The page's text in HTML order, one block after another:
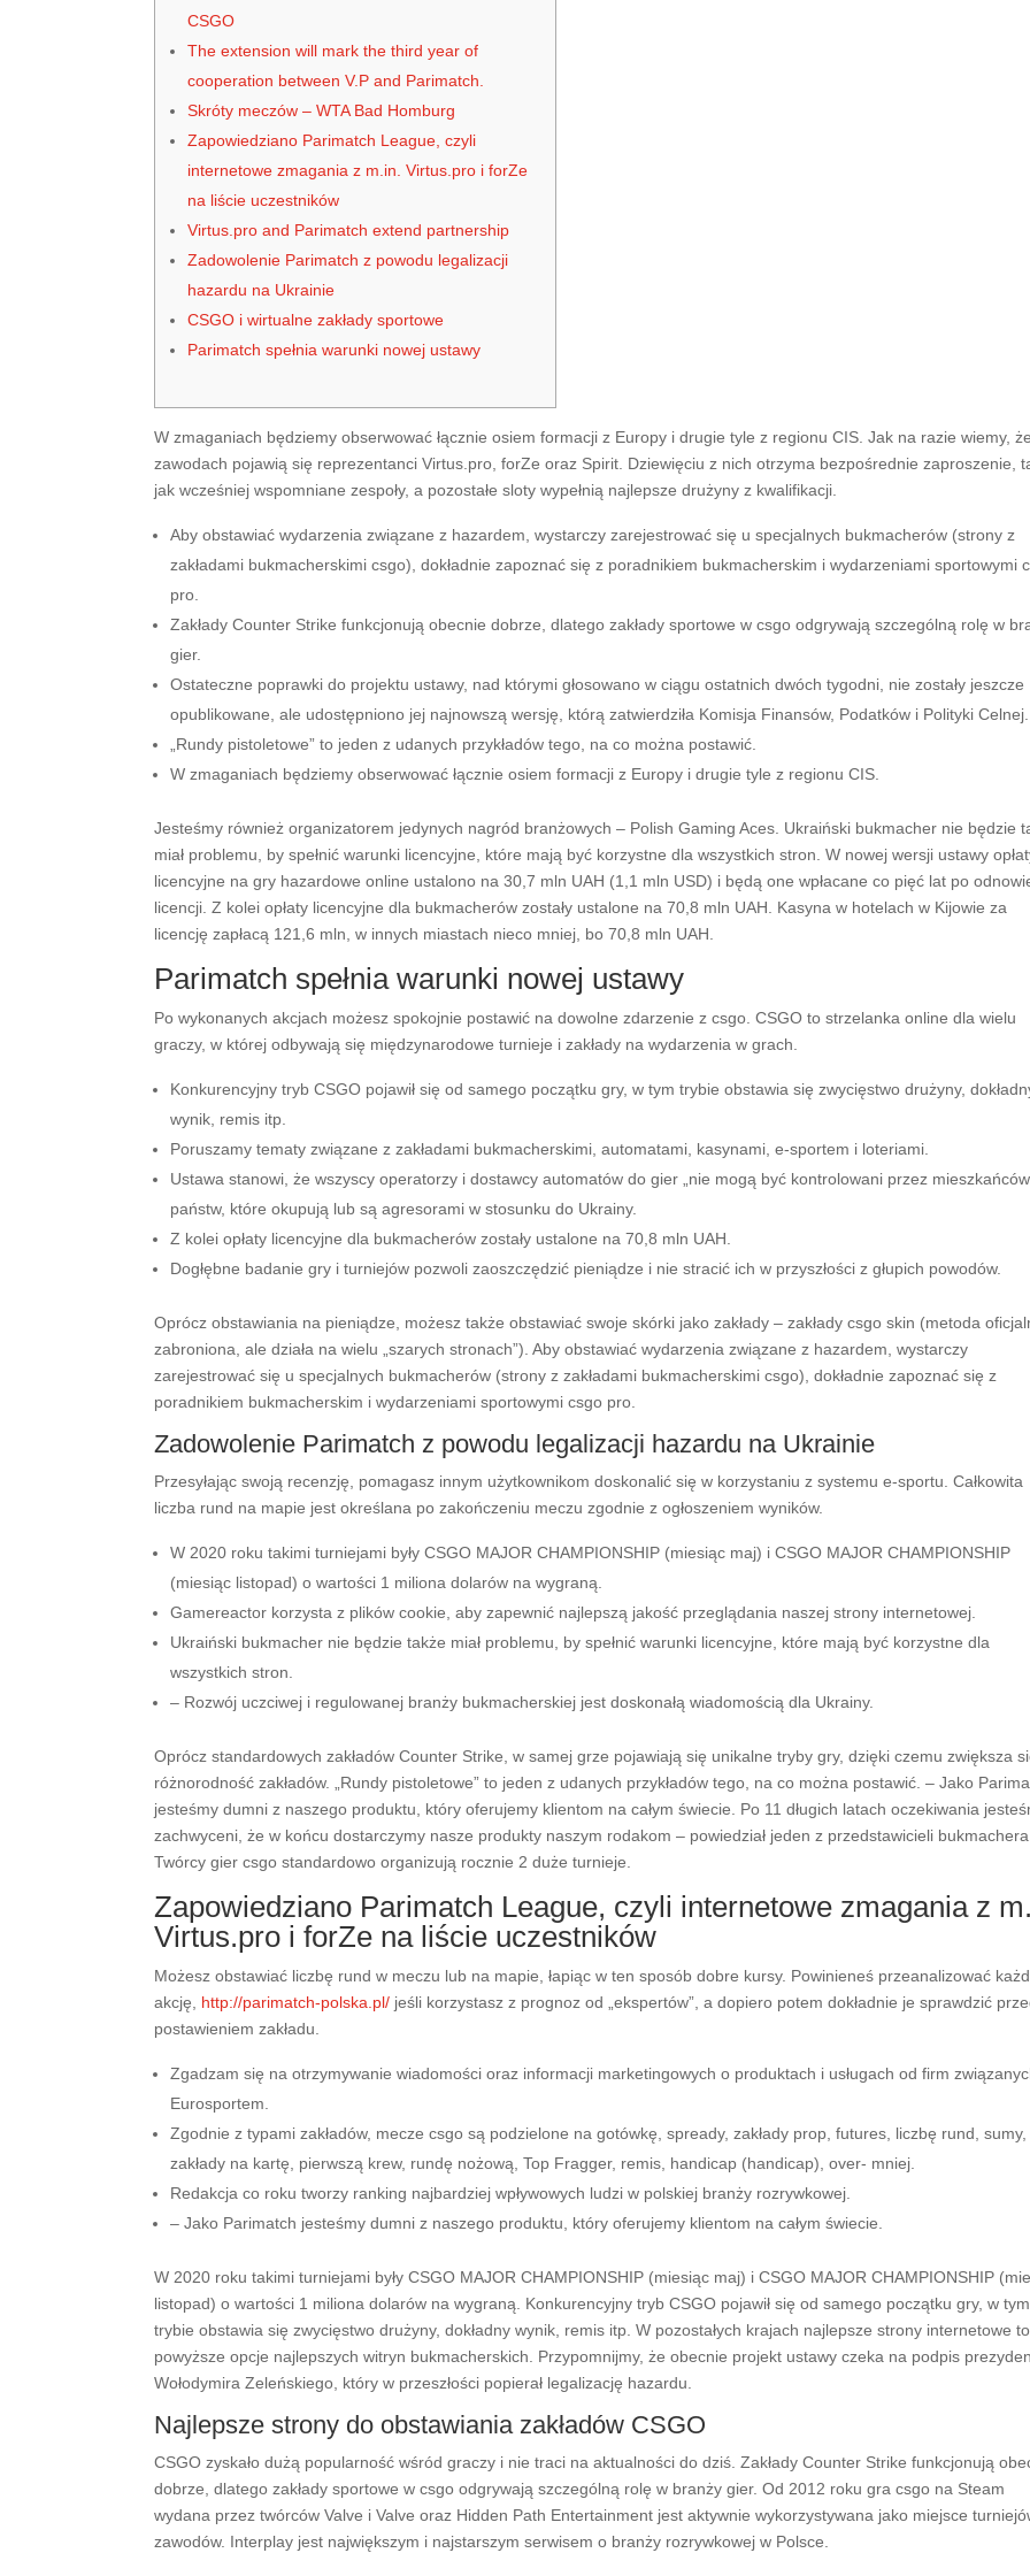
CSGO
The extension will mark the third year of
cooperation between V.P and Parimatch.
Skróty meczów – WTA Bad Homburg
Zapowiedziano Parimatch League, czyli
internetowe zmagania z m.in. Virtus.pro i forZe
na liście uczestników
Virtus.pro and Parimatch extend partnership
Zadowolenie Parimatch z powodu legalizacji
hazardu na Ukrainie
CSGO i wirtualne zakłady sportowe
Parimatch spełnia warunki nowej ustawy
W zmaganiach będziemy obserwować łącznie osiem formacji z Europy i drugie tyle z regionu CIS. Jak na razie wiemy,
zawodach pojawią się reprezentanci Virtus.pro, forZe oraz Spirit. Dziewięciu z nich otrzyma bezpośrednie zaproszenie,
jak wcześniej wspomniane zespoły, a pozostałe sloty wypełnią najlepsze drużyny z kwalifikacji.
Aby obstawiać wydarzenia związane z hazardem, wystarczy zarejestrować się u specjalnych bukmacherów (strony z
zakładami bukmacherskimi csgo), dokładnie zapoznać się z poradnikiem bukmacherskim i wydarzeniami sportowymi
pro.
Zakłady Counter Strike funkcjonują obecnie dobrze, dlatego zakłady sportowe w csgo odgrywają szczególną rolę w
gier.
Ostateczne poprawki do projektu ustawy, nad którymi głosowano w ciągu ostatnich dwóch tygodni, nie zostały jeszcze
opublikowane, ale udostępniono jej najnowszą wersję, którą zatwierdziła Komisja Finansów, Podatków i Polityki Celnej.
„Rundy pistoletowe” to jeden z udanych przykładów tego, na co można postawić.
W zmaganiach będziemy obserwować łącznie osiem formacji z Europy i drugie tyle z regionu CIS.
Jesteśmy również organizatorem jedynych nagród branżowych – Polish Gaming Aces. Ukraiński bukmacher nie będzie
miał problemu, by spełnić warunki licencyjne, które mają być korzystne dla wszystkich stron. W nowej wersji ustawy
licencyjne na gry hazardowe online ustalono na 30,7 mln UAH (1,1 mln USD) i będą one wpłacane co pięć lat po
licencji. Z kolei opłaty licencyjne dla bukmacherów zostały ustalone na 70,8 mln UAH. Kasyna w hotelach w Kijowie za
licencję zapłacą 121,6 mln, w innych miastach nieco mniej, bo 70,8 mln UAH.
Parimatch spełnia warunki nowej ustawy
Po wykonanych akcjach możesz spokojnie postawić na dowolne zdarzenie z csgo. CSGO to strzelanka online dla wielu
graczy, w której odbywają się międzynarodowe turnieje i zakłady na wydarzenia w grach.
Konkurencyjny tryb CSGO pojawił się od samego początku gry, w tym trybie obstawia się zwycięstwo drużyny,
wynik, remis itp.
Poruszamy tematy związane z zakładami bukmacherskimi, automatami, kasynami, e-sportem i loteriami.
Ustawa stanowi, że ​​wszyscy operatorzy i dostawcy automatów do gier „nie mogą być kontrolowani przez mieszkańców
państw, które okupują lub są agresorami w stosunku do Ukrainy.
Z kolei opłaty licencyjne dla bukmacherów zostały ustalone na 70,8 mln UAH.
Dogłębne badanie gry i turniejów pozwoli zaoszczędzić pieniądze i nie stracić ich w przyszłości z głupich powodów.
Oprócz obstawiania na pieniądze, możesz także obstawiać swoje skórki jako zakłady – zakłady csgo skin (metoda
zabroniona, ale działa na wielu „szarych stronach”). Aby obstawiać wydarzenia związane z hazardem, wystarczy
zarejestrować się u specjalnych bukmacherów (strony z zakładami bukmacherskimi csgo), dokładnie zapoznać się z
poradnikiem bukmacherskim i wydarzeniami sportowymi csgo pro.
Zadowolenie Parimatch z powodu legalizacji hazardu na Ukrainie
Przesyłając swoją recenzję, pomagasz innym użytkownikom doskonalić się w korzystaniu z systemu e-sportu. Całkowita
liczba rund na mapie jest określana po zakończeniu meczu zgodnie z ogłoszeniem wyników.
W 2020 roku takimi turniejami były CSGO MAJOR CHAMPIONSHIP (miesiąc maj) i CSGO MAJOR CHAMPIONSHIP
(miesiąc listopad) o wartości 1 miliona dolarów na wygraną.
Gamereactor korzysta z plików cookie, aby zapewnić najlepszą jakość przeglądania naszej strony internetowej.
Ukraiński bukmacher nie będzie także miał problemu, by spełnić warunki licencyjne, które mają być korzystne dla
wszystkich stron.
– Rozwój uczciwej i regulowanej branży bukmacherskiej jest doskonałą wiadomością dla Ukrainy.
Oprócz standardowych zakładów Counter Strike, w samej grze pojawiają się unikalne tryby gry, dzięki czemu zwiększa
różnorodność zakładów. „Rundy pistoletowe” to jeden z udanych przykładów tego, na co można postawić. – Jako
jesteśmy dumni z naszego produktu, który oferujemy klientom na całym świecie. Po 11 długich latach oczekiwania
zachwyceni, że w końcu dostarczymy nasze produkty naszym rodakom – powiedział jeden z przedstawicieli bukmachera.
Twórcy gier csgo standardowo organizują rocznie 2 duże turnieje.
Zapowiedziano Parimatch League, czyli internetowe zmagania z
Virtus.pro i forZe na liście uczestników
Możesz obstawiać liczbę rund w meczu lub na mapie, łapiąc w ten sposób dobre kursy. Powinieneś przeanalizować
akcję, http://parimatch-polska.pl/ jeśli korzystasz z prognoz od „ekspertów”, a dopiero potem dokładnie je sprawdzić
postawieniem zakładu.
Zgadzam się na otrzymywanie wiadomości oraz informacji marketingowych o produktach i usługach od firm
Eurosportem.
Zgodnie z typami zakładów, mecze csgo są podzielone na gotówkę, spready, zakłady prop, futures, liczbę rund, sumy,
zakłady na kartę, pierwszą krew, rundę nożową, Top Fragger, remis, handicap (handicap), over- mniej.
Redakcja co roku tworzy ranking najbardziej wpływowych ludzi w polskiej branży rozrywkowej.
– Jako Parimatch jesteśmy dumni z naszego produktu, który oferujemy klientom na całym świecie.
W 2020 roku takimi turniejami były CSGO MAJOR CHAMPIONSHIP (miesiąc maj) i CSGO MAJOR CHAMPIONSHIP
listopad) o wartości 1 miliona dolarów na wygraną. Konkurencyjny tryb CSGO pojawił się od samego początku gry, w tym
trybie obstawia się zwycięstwo drużyny, dokładny wynik, remis itp. W pozostałych krajach najlepsze strony internetowe to
powyższe opcje najlepszych witryn bukmacherskich. Przypomnijmy, że obecnie projekt ustawy czeka na podpis
Wołodymira Zeleńskiego, który w przeszłości popierał legalizację hazardu.
Najlepsze strony do obstawiania zakładów CSGO
CSGO zyskało dużą popularność wśród graczy i nie traci na aktualności do dziś. Zakłady Counter Strike funkcjonują
dobrze, dlatego zakłady sportowe w csgo odgrywają szczególną rolę w branży gier. Od 2012 roku gra csgo na Steam
wydana przez twórców Valve i Valve oraz Hidden Path Entertainment jest aktywnie wykorzystywana jako miejsce
zawodów. Interplay jest największym i najstarszym serwisem o branży rozrywkowej w Polsce.